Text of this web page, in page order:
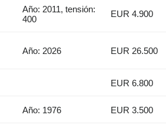
Año: 2011, tensión:
400
EUR 4.900
Año: 2026 EUR 26.500
EUR 6.800
Año: 1976 EUR 3.500